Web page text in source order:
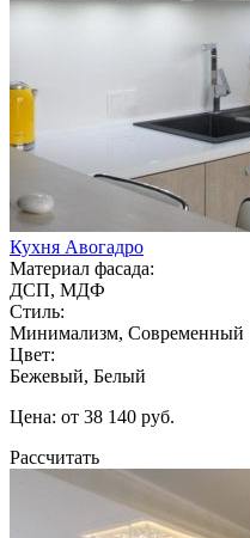
Кухня Авогадро
Материал фасада:
ДСП, МДФ
Стиль:
Минимализм, Современный
Цвет:
Бежевый, Белый
Цена: от 38 140 руб.
Рассчитать